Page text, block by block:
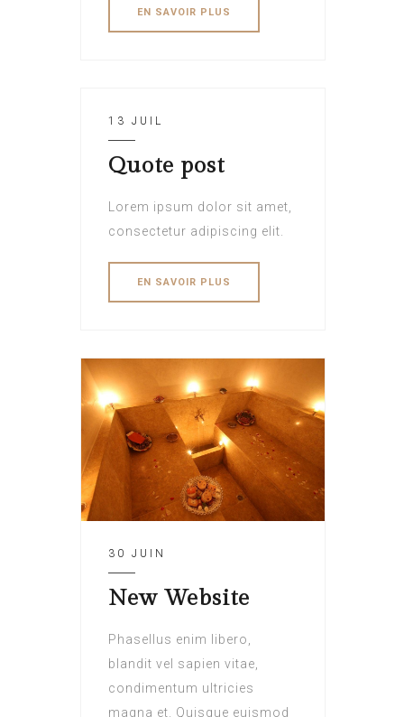
EN SAVOIR PLUS
13 JUIL
Quote post
Lorem ipsum dolor sit amet,
consectetur adipiscing elit.
EN SAVOIR PLUS
30 JUIN
New Website
Phasellus enim libero,
blandit vel sapien vitae,
condimentum ultricies
magna et. Quisque euismod